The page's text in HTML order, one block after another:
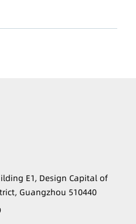
E1, Design Capital of
Guangzhou 510440